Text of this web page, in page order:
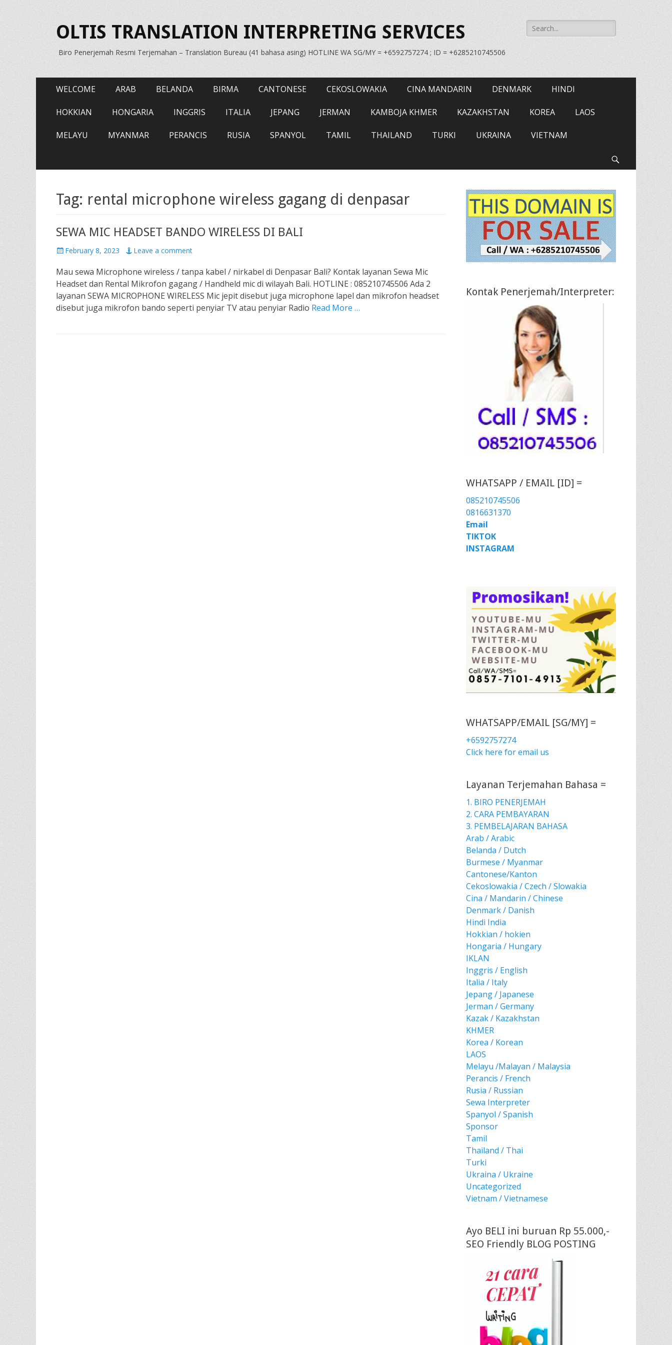
OLTIS TRANSLATION INTERPRETING SERVICES
Biro Penerjemah Resmi Terjemahan – Translation Bureau (41 bahasa asing) HOTLINE WA SG/MY = +6592757274 ; ID = +6285210745506
Search
for:
Primary
content
WELCOME ARAB BELANDA BIRMA CANTONESE CEKOSLOWAKIA CINA MANDARIN DENMARK HINDI
HOKKIAN HONGARIA INGGRIS ITALIA JEPANG JERMAN KAMBOJA KHMER KAZAKHSTAN KOREA LAOS
MELAYU MYANMAR PERANCIS RUSIA SPANYOL TAMIL THAILAND TURKI UKRAINA VIETNAM
Tag: rental microphone wireless gagang di denpasar
SEWA MIC HEADSET BANDO WIRELESS DI BALI
Posted
February 8, 2023 Leave a comment
Mau sewa Microphone wireless / tanpa kabel / nirkabel di Denpasar Bali? Kontak layanan Sewa Mic
Headset dan Rental Mikrofon gagang / Handheld mic di wilayah Bali. HOTLINE : 085210745506 Ada 2
layanan SEWA MICROPHONE WIRELESS Mic jepit disebut juga microphone lapel dan mikrofon headset
disebut juga mikrofon bando seperti penyiar TV atau penyiar Radio Read More …
Kontak Penerjemah/Interpreter:
WHATSAPP / EMAIL [ID] =
085210745506
0816631370
Email
TIKTOK
INSTAGRAM
WHATSAPP/EMAIL [SG/MY] =
+6592757274
Click here for email us
Layanan Terjemahan Bahasa =
1. BIRO PENERJEMAH
2. CARA PEMBAYARAN
3. PEMBELAJARAN BAHASA
Arab / Arabic
Belanda / Dutch
Burmese / Myanmar
Cantonese/Kanton
Cekoslowakia / Czech / Slowakia
Cina / Mandarin / Chinese
Denmark / Danish
Hindi India
Hokkian / hokien
Hongaria / Hungary
IKLAN
Inggris / English
Italia / Italy
Jepang / Japanese
Jerman / Germany
Kazak / Kazakhstan
KHMER
Korea / Korean
LAOS
Melayu /Malayan / Malaysia
Perancis / French
Rusia / Russian
Sewa Interpreter
Spanyol / Spanish
Sponsor
Tamil
Thailand / Thai
Turki
Ukraina / Ukraine
Uncategorized
Vietnam / Vietnamese
Ayo BELI ini buruan Rp 55.000,-
SEO Friendly BLOG POSTING